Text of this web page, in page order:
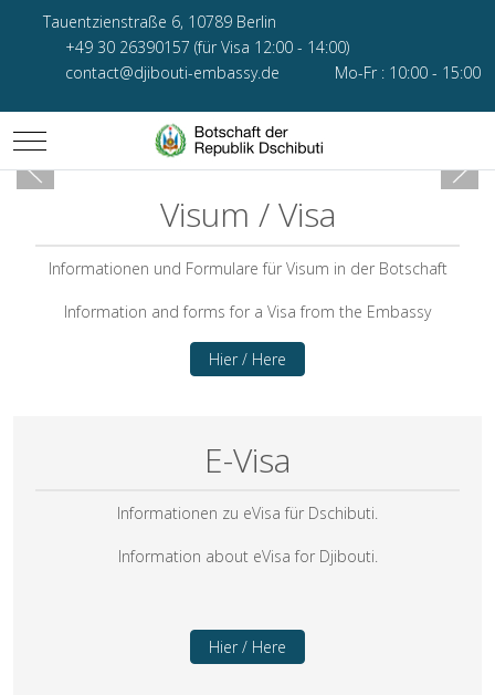
Tauentzienstraße 6, 10789 Berlin
+49 30 26390157 (für Visa 12:00 - 14:00)
contact@djibouti-embassy.de
Mo-Fr : 10:00 - 15:00
Mobile Menu Toggle
Visum / Visa
Informationen und Formulare für Visum in der Botschaft
Information and forms for a Visa from the Embassy
Hier / Here
E-Visa
Informationen zu eVisa für Dschibuti.
Information about eVisa for Djibouti.
Hier / Here